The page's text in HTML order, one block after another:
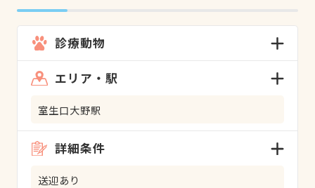
診療動物
エリア・駅
室生口大野駅
詳細条件
送迎あり